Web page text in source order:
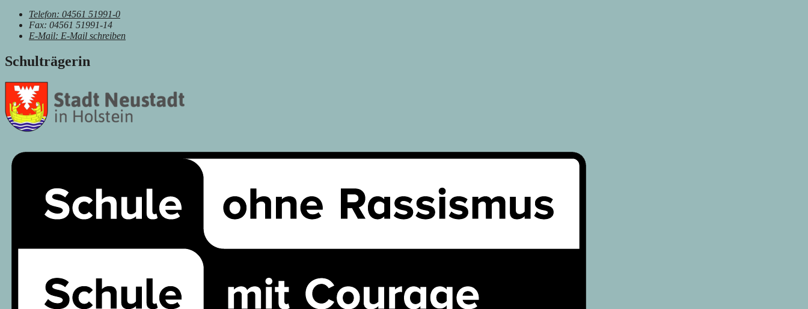
Telefon: 04561 51991-0
Fax: 04561 51991-14
E-Mail: E-Mail schreiben
Schulträgerin